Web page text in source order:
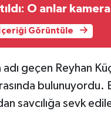
O anlar
İçeriği Görüntüle
geçen Reyhan
savcılığa sevk